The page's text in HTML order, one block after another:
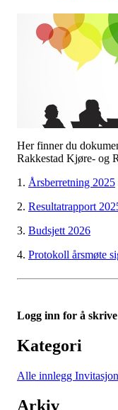
Her finner du
Rakkestad Kjøre- og
1. Årsberretning 2025
2. Resultatrapport
3. Budsjett 2026
4. Protokoll årsmøte
Logg inn for å
Kategori
Alle innlegg
Arkiv